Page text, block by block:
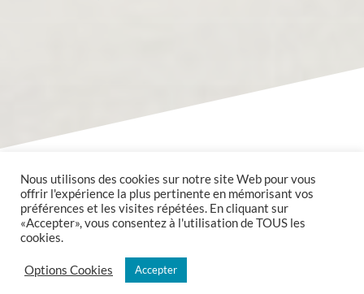
Copyright @2020 Mairie de Valmont tous droits réservés.
Mentions légales et politique de confidentialité
Nous utilisons des cookies sur notre site Web pour vous
offrir l'expérience la plus pertinente en mémorisant vos
préférences et les visites répétées. En cliquant sur
«Accepter», vous consentez à l'utilisation de TOUS les
cookies.
Options Cookies Accepter